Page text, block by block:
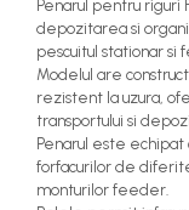
Penarul pentru riguri
depozitarea si
pescuitul stationar si
Modelul are
rezistent la uzura,
transportului si
Penarul este
forfacurilor de
monturilor feeder.